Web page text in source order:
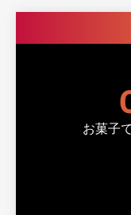
to
お菓子